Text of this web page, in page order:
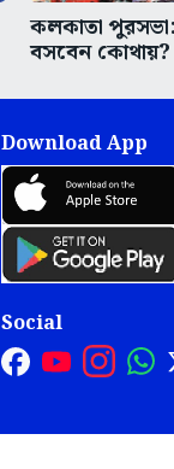
কলকাতা
বসবেন
Download App
Social